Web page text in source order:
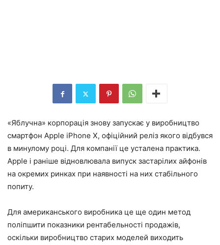
«Яблучна» корпорація знову запускає у виробництво
смартфон Apple iPhone X, офіційний реліз якого відбувся
в минулому році. Для компанії це усталена практика.
Apple і раніше відновлювала випуск застарілих айфонів
на окремих ринках при наявності на них стабільного
попиту.
Для американського виробника це ще один метод
поліпшити показники рентабельності продажів,
оскільки виробництво старих моделей виходить